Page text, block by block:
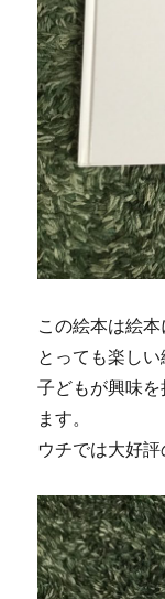
この絵本は絵
とっても楽しい
子どもが興味
ます。
ウチでは大好評